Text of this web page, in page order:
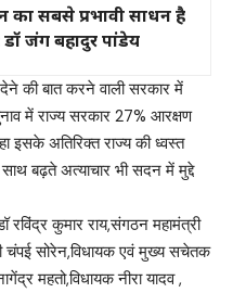
का सबसे प्रभावी साधन है
जंग बहादुर पांडेय
की बात करने वाली सरकार में
में राज्य सरकार 27% आरक्षण
इसके अतिरिक्त राज्य की ध्वस्त
बढ़ते अत्याचार भी सदन में मुद्दे
रविंद्र कुमार राय,संगठन महामंत्री
चंपई सोरेन,विधायक एवं मुख्य सचेतक
महतो,विधायक नीरा यादव ,